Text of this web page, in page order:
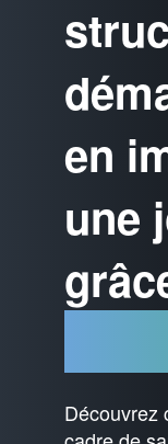
en
une
Découvrez